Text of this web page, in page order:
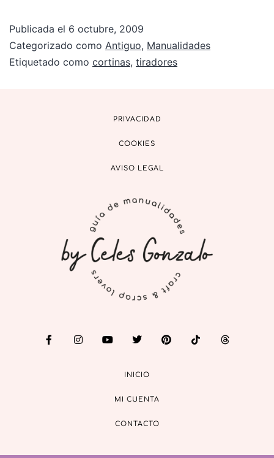
Publicada el 6 octubre, 2009
Categorizado como Antiguo, Manualidades
Etiquetado como cortinas, tiradores
PRIVACIDAD
COOKIES
AVISO LEGAL
INICIO
MI CUENTA
CONTACTO